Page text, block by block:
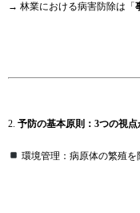
→ 林業における病害防除は「
2. 予防の基本原則：3つの視
環境管理：病原体の繁殖を